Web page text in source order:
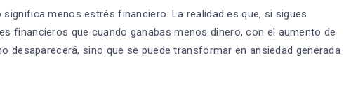
menos estrés financiero. La realidad es que, si sigues
financieros que cuando ganabas menos dinero, con el aumento de
desaparecerá, sino que se puede transformar en ansiedad generada